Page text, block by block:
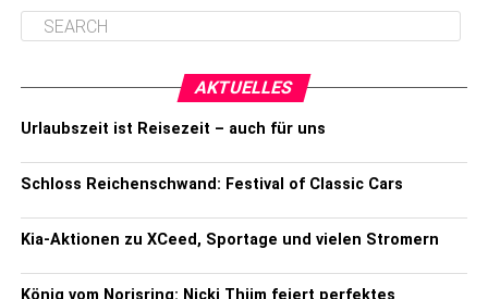
AKTUELLES
Urlaubszeit ist Reisezeit – auch für uns
Schloss Reichenschwand: Festival of Classic Cars
Kia-Aktionen zu XCeed, Sportage und vielen Stromern
König vom Norisring: Nicki Thiim feiert perfektes